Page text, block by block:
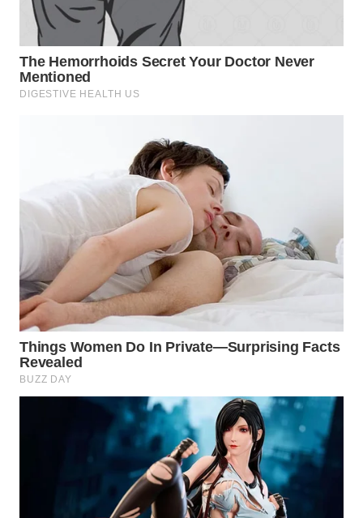
SAMOSIR
WN
PADANG
LAWAS
CIANJUR
WN
KEPULAUAN
SERIBU
WN
TANGERANG
WN